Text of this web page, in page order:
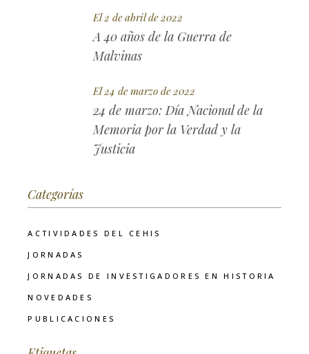
El 2 de abril de 2022
A 40 años de la Guerra de
Malvinas
El 24 de marzo de 2022
24 de marzo: Día Nacional de la
Memoria por la Verdad y la
Justicia
Categorías
ACTIVIDADES DEL CEHIS
JORNADAS
JORNADAS DE INVESTIGADORES EN HISTORIA
NOVEDADES
PUBLICACIONES